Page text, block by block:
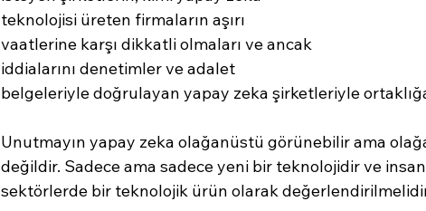
teknolojisi üreten firmaların aşırı
vaatlerine karşı dikkatli olmaları ve ancak
iddialarını denetimler ve adalet
belgeleriyle doğrulayan yapay zeka şirketleriyle
Unutmayın yapay zeka olağanüstü görünebilir ama
değildir. Sadece ama sadece yeni bir teknolojidir ve
sektörlerde bir teknolojik ürün olarak